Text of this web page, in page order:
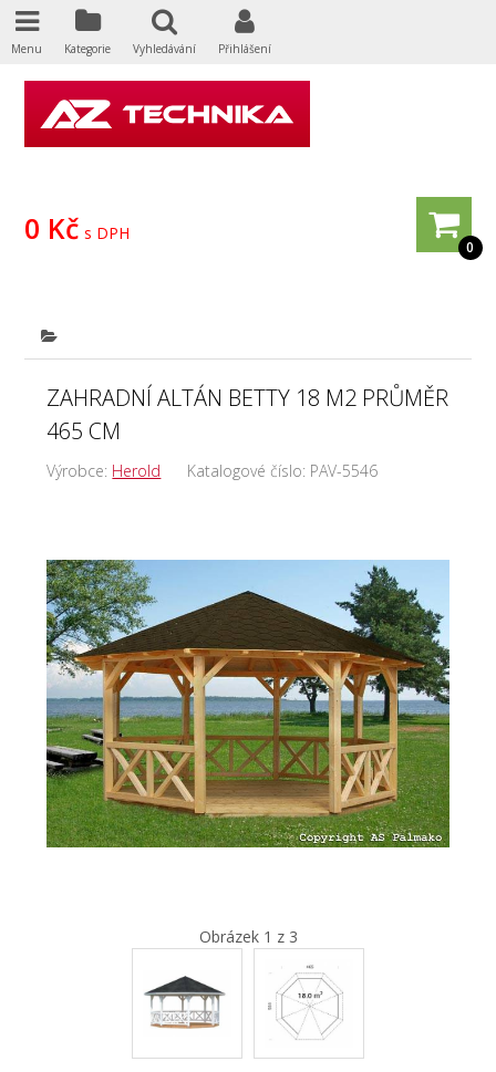
0
0 Kč s DPH
ZAHRADNÍ ALTÁN BETTY 18 M2 PRŮMĚR
465 CM
Výrobce: Herold Katalogové číslo: PAV-5546
Obrázek 1 z 3
Menu Kategorie Vyhledávání Přihlášení